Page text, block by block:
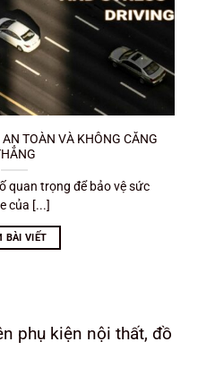
TOÀN VÀ KHÔNG CĂNG
quan trọng để bảo vệ sức
của [...]
BÀI VIẾT
phụ kiện nội thất, đồ